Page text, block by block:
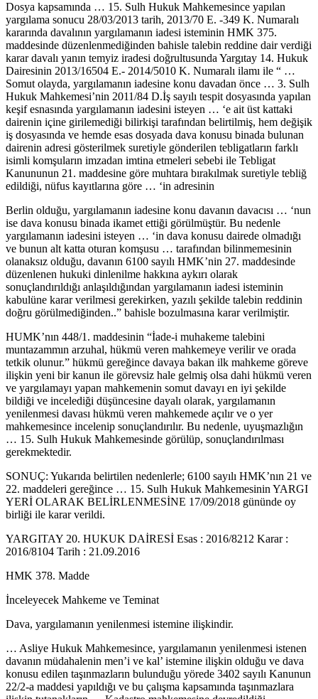
Dosya kapsamında … 15. Sulh Hukuk Mahkemesince yapılan
yargılama sonucu 28/03/2013 tarih, 2013/70 E. -349 K. Numaralı
kararında davalının yargılamanın iadesi isteminin HMK 375.
maddesinde düzenlenmediğinden bahisle talebin reddine dair verdiği
karar davalı yanın temyiz iradesi doğrultusunda Yargıtay 14. Hukuk
Dairesinin 2013/16504 E.- 2014/5010 K. Numaralı ilamı ile “ …
Somut olayda, yargılamanın iadesine konu davadan önce … 3. Sulh
Hukuk Mahkemesi’nin 2011/84 D.İş sayılı tespit dosyasında yapılan
keşif esnasında yargılamanın iadesini isteyen … ‘e ait üst kattaki
dairenin içine girilemediği bilirkişi tarafından belirtilmiş, hem değişik
iş dosyasında ve hemde esas dosyada dava konusu binada bulunan
dairenin adresi gösterilmek suretiyle gönderilen tebligatların farklı
isimli komşuların imzadan imtina etmeleri sebebi ile Tebligat
Kanununun 21. maddesine göre muhtara bırakılmak suretiyle tebliğ
edildiği, nüfus kayıtlarına göre … ‘in adresinin
Berlin olduğu, yargılamanın iadesine konu davanın davacısı … ‘nun
ise dava konusu binada ikamet ettiği görülmüştür. Bu nedenle
yargılamanın iadesini isteyen … ‘in dava konusu dairede olmadığı
ve bunun alt katta oturan komşusu … tarafından bilinmemesinin
olanaksız olduğu, davanın 6100 sayılı HMK’nin 27. maddesinde
düzenlenen hukuki dinlenilme hakkına aykırı olarak
sonuçlandırıldığı anlaşıldığından yargılamanın iadesi isteminin
kabulüne karar verilmesi gerekirken, yazılı şekilde talebin reddinin
doğru görülmediğinden..” bahisle bozulmasına karar verilmiştir.
HUMK’nın 448/1. maddesinin “İade-i muhakeme talebini
muntazammın arzuhal, hükmü veren mahkemeye verilir ve orada
tetkik olunur.” hükmü gereğince davaya bakan ilk mahkeme göreve
ilişkin yeni bir kanun ile görevsiz hale gelmiş olsa dahi hükmü veren
ve yargılamayı yapan mahkemenin somut davayı en iyi şekilde
bildiği ve incelediği düşüncesine dayalı olarak, yargılamanın
yenilenmesi davası hükmü veren mahkemede açılır ve o yer
mahkemesince incelenip sonuçlandırılır. Bu nedenle, uyuşmazlığın
… 15. Sulh Hukuk Mahkemesinde görülüp, sonuçlandırılması
gerekmektedir.
SONUÇ: Yukarıda belirtilen nedenlerle; 6100 sayılı HMK’nın 21 ve
22. maddeleri gereğince … 15. Sulh Hukuk Mahkemesinin YARGI
YERİ OLARAK BELİRLENMESİNE 17/09/2018 gününde oy
birliği ile karar verildi.
YARGITAY 20. HUKUK DAİRESİ Esas : 2016/8212 Karar :
2016/8104 Tarih : 21.09.2016
HMK 378. Madde
İnceleyecek Mahkeme ve Teminat
Dava, yargılamanın yenilenmesi istemine ilişkindir.
… Asliye Hukuk Mahkemesince, yargılamanın yenilenmesi istenen
davanın müdahalenin men’i ve kal’ istemine ilişkin olduğu ve dava
konusu edilen taşınmazların bulunduğu yörede 3402 sayılı Kanunun
22/2-a maddesi yapıldığı ve bu çalışma kapsamında taşınmazlara